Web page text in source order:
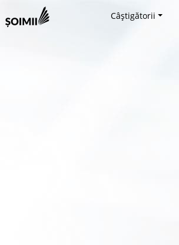
Câștigătorii